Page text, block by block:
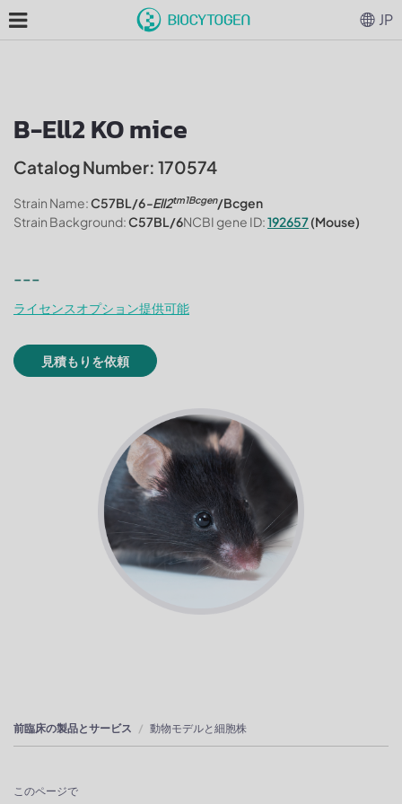
B-Ell2 KO mice
Catalog Number: 170574
Strain Name:C57BL/6-Ell2tm1Bcgen/Bcgen
Strain Background:C57BL/6NCBI gene ID:192657(Mouse)
---
ライセンスオプション提供可能
見積もりを依頼
前臨床の製品とサービス 動物モデルと細胞株
このページで
JP